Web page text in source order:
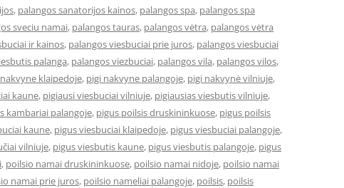
, palangos sanatorijos kainos, palangos spa, palangos spa
sveciu namai, palangos tauras, palangos vėtra, palangos vėtra
ir kainos, palangos viesbuciai prie juros, palangos viesbuciai
palanga, palangos viezbuciai, palangos vila, palangos vilos,
klaipedoje, pigi nakvyne palangoje, pigi nakvynė vilniuje,
kaune, pigiausi viesbuciai vilniuje, pigiausias viesbutis vilniuje,
kambariai palangoje, pigus poilsis druskininkuose, pigus poilsis
kaune, pigus viesbuciai klaipedoje, pigus viesbuciai palangoje,
vilniuje, pigus viesbutis kaune, pigus viesbutis palangoje, pigus
, poilsio namai druskininkuose, poilsio namai nidoje, poilsio namai
namai prie juros, poilsio nameliai palangoje, poilsis, poilsis